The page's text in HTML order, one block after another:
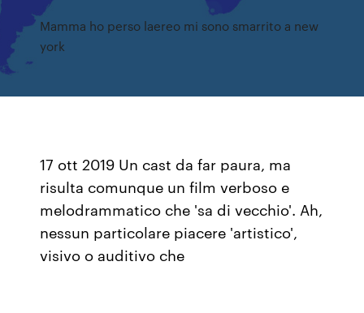
Mamma ho perso laereo mi sono smarrito a new
york
17 ott 2019 Un cast da far paura, ma
risulta comunque un film verboso e
melodrammatico che 'sa di vecchio'. Ah,
nessun particolare piacere 'artistico',
visivo o auditivo che